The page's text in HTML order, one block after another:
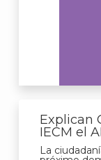
Explican
IECM el
La